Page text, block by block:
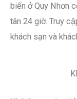
biển ở Quy Nhơn
tân 24 giờ. Truy
khách sạn và